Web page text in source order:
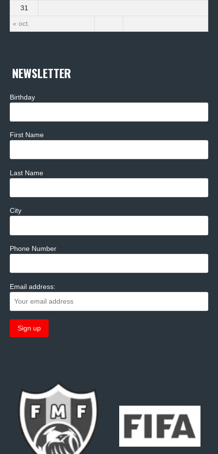
« oct.
31
NEWSLETTER
Birthday
First Name
Last Name
City
Phone Number
Email address: